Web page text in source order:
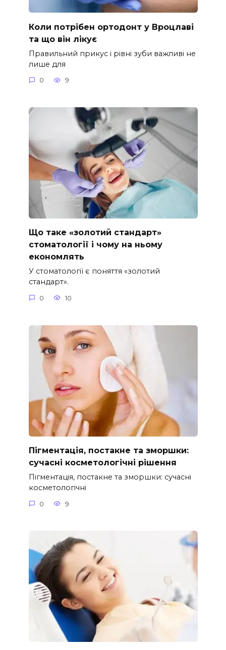
Коли потрібен ортодонт у Вроцлаві
та що він лікує
Правильний прикус і рівні зуби важливі не
лише для
0 9
Що таке «золотий стандарт»
стоматології і чому на ньому
економлять
У стоматології є поняття «золотий
стандарт».
0 10
Пігментація, постакне та зморшки:
сучасні косметологічні рішення
Пігментація, постакне та зморшки: сучасні
косметологічні
0 9